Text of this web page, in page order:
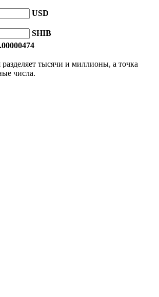
USD
SHIB
тысячи и миллионы, а точка
числа.